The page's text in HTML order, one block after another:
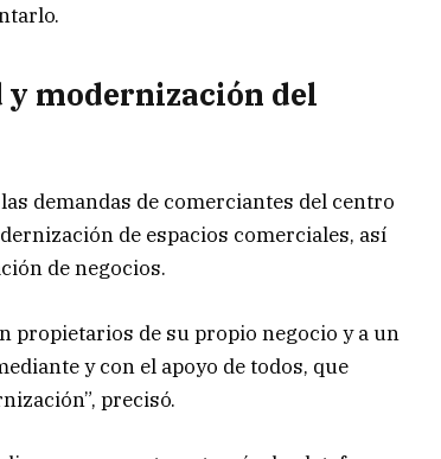
y modernización del
demandas de comerciantes del centro
de espacios comerciales, así
de negocios.
propietarios de su propio negocio y a un
y con el apoyo de todos, que
precisó.